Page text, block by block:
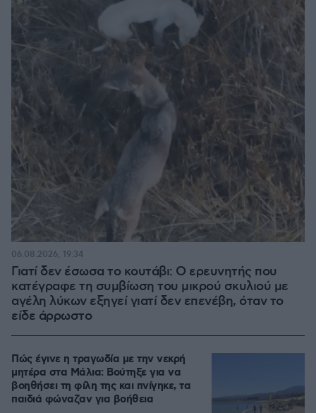
Γιατί δεν έσωσα το κουτάβι: Ο ερευνητής που
κατέγραφε τη συμβίωση του μικρού σκυλιού με
αγέλη λύκων εξηγεί γιατί δεν επενέβη, όταν το
είδε άρρωστο
06.08.2026, 19:34
Πώς έγινε η τραγωδία με την νεκρή
μητέρα στα Μάλια: Βούτηξε για να
βοηθήσει τη φίλη της και πνίγηκε, τα
παιδιά φώναζαν για βοήθεια